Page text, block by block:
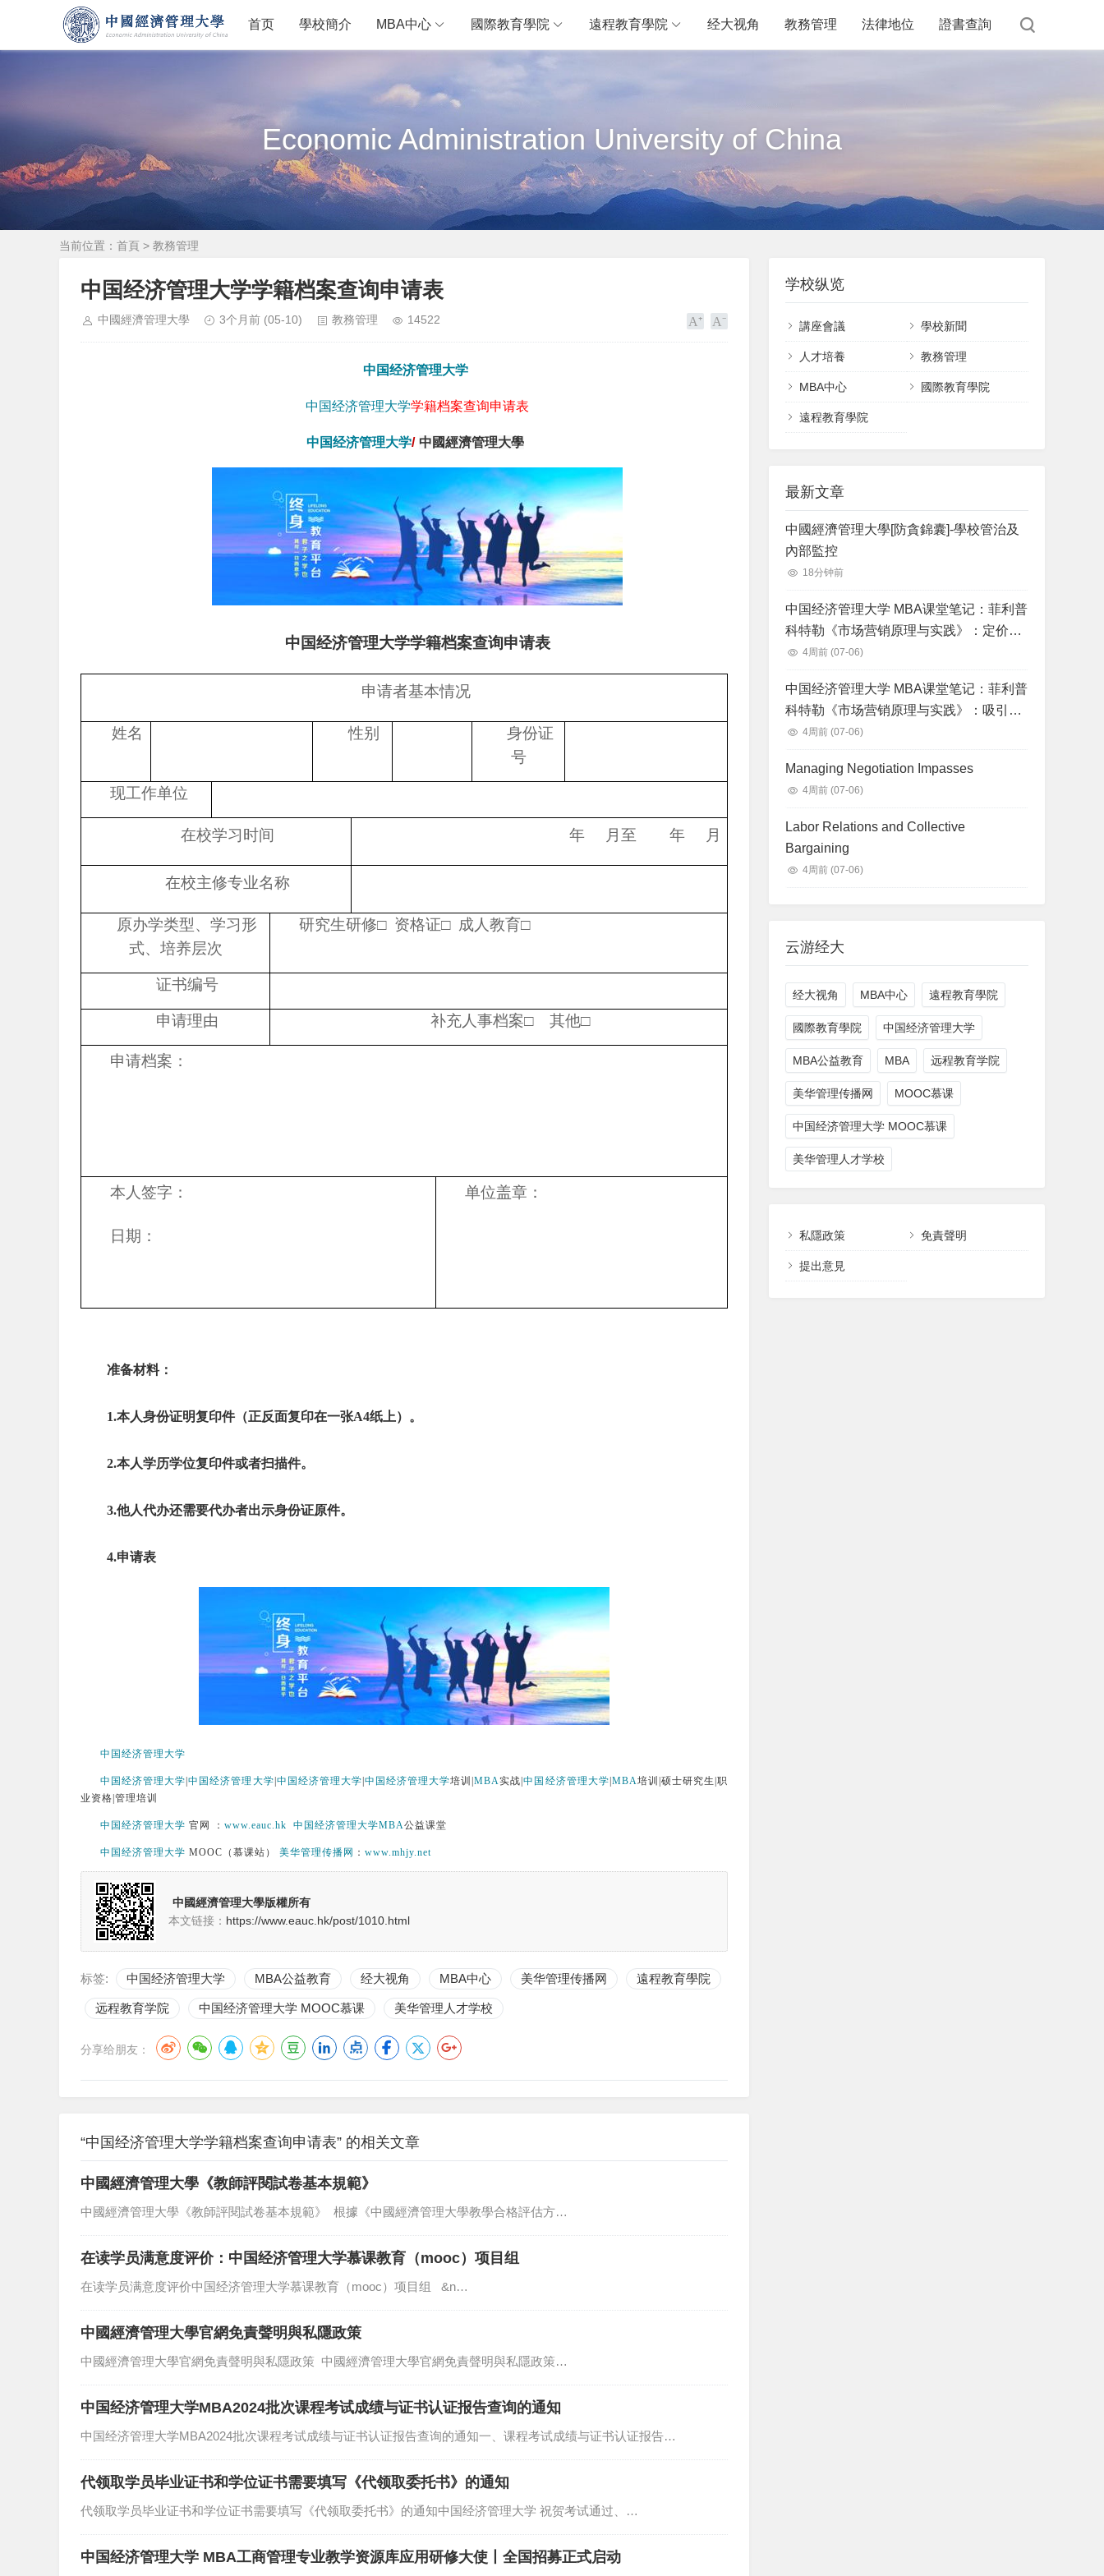
首页 學校簡介 MBA中心 國際教育學院 遠程教育學院 经大视角 教務管理 法律地位 證書查詢
Economic Administration University of China
当前位置： 首頁 > 教務管理
中国经济管理大学学籍档案查询申请表
中國經濟管理大學 3个月前 (05-10) 教務管理 14522
中国经济管理大学
中国经济管理大学学籍档案查询申请表
中国经济管理大学/ 中國經濟管理大學
中国经济管理大学学籍档案查询申请表
申请者基本情况
姓名 性别
身份证
号
现工作单位
在校学习时间 年 月至 年 月
在校主修专业名称
原办学类型、学习形
式、培养层次
研究生研修□ 资格证□ 成人教育□
证书编号
申请理由 补充人事档案□ 其他□
申请档案：
本人签字：
日期：
单位盖章：
准备材料：
1.本人身份证明复印件（正反面复印在一张A4纸上）。
2.本人学历学位复印件或者扫描件。
3.他人代办还需要代办者出示身份证原件。
4.申请表
中国经济管理大学
中国经济管理大学 |中国经济管理大学 中国经济管理大学 中国经济管理大学培训|MBA实战|中国经济管理大学 MBA培训|硕士研究生|职
业资格|管理培训
中国经济管理大学 官网 ： www.eauc.hk 中国经济管理大学MBA公益课堂
中国经济管理大学 MOOC（慕课站） 美华管理传播网 ： www.mhjy.net
中國經濟管理大學版權所有
本文链接： https://www.eauc.hk/post/1010.html
标签: 中国经济管理大学 MBA公益教育 经大视角 MBA中心 美华管理传播网 遠程教育學院
远程教育学院 中国经济管理大学 MOOC慕课 美华管理人才学校
分享给朋友：
“中国经济管理大学学籍档案查询申请表” 的相关文章
中國經濟管理大學《教師評閱試卷基本規範》
中國經濟管理大學《教師評閱試卷基本規範》 根據《中國經濟管理大學教學合格評估方…
在读学员满意度评价：中国经济管理大学慕课教育（mooc）项目组
在读学员满意度评价中国经济管理大学慕课教育（mooc）项目组 &n…
中國經濟管理大學官網免責聲明與私隱政策
中國經濟管理大學官網免責聲明與私隱政策 中國經濟管理大學官網免責聲明與私隱政策…
中国经济管理大学MBA2024批次课程考试成绩与证书认证报告查询的通知
中国经济管理大学MBA2024批次课程考试成绩与证书认证报告查询的通知一、课程考试成绩与证书认证报告…
代领取学员毕业证书和学位证书需要填写《代领取委托书》的通知
代领取学员毕业证书和学位证书需要填写《代领取委托书》的通知中国经济管理大学 祝贺考试通过、…
中国经济管理大学 MBA工商管理专业教学资源库应用研修大使丨全国招募正式启动
学校纵览
講座會議
課件下載
學校新聞
人才培養 教務管理
MBA中心 國際教育學院
遠程教育學院
最新文章
中國經濟管理大學[防貪錦囊]-學校管治及
內部監控
18分钟前
中国经济管理大学 MBA课堂笔记：菲利普
科特勒《市场营销原理与实践》：定价：
理解和获得顾客价值
4周前 (07-06)
中国经济管理大学 MBA课堂笔记：菲利普
科特勒《市场营销原理与实践》：吸引消
费者和沟通顾客价值：整合营销沟通战略
4周前 (07-06)
Managing Negotiation Impasses
4周前 (07-06)
Labor Relations and Collective
Bargaining
4周前 (07-06)
云游经大
经大视角 MBA中心 遠程教育學院
國際教育學院 中国经济管理大学
MBA公益教育 MBA 远程教育学院
美华管理传播网 MOOC慕课
中国经济管理大学 MOOC慕课
美华管理人才学校
私隱政策 免責聲明
提出意見